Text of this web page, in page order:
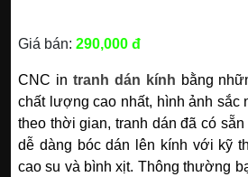
Giá bán: 290,000 đ
CNC in tranh dán kính bằng
chất lượng cao nhất, hình ảnh sắc
theo thời gian, tranh dán đã có
dễ dàng bóc dán lên kính với kỹ
cao su và bình xịt. Thông thường